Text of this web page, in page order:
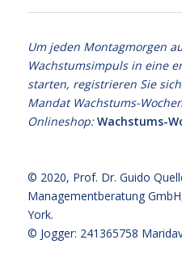
Um jeden Montagmorgen
Wachstumsimpuls in eine
starten, registrieren Sie
Mandat Wachstums-
Onlineshop:Wachstums-
© 2020, Prof. Dr. Guido
Managementberatung
York.
© Jogger: 241365758